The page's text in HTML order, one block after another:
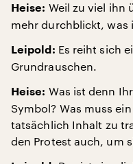
Heise: Weil zu viel ihn
mehr durchblickt,
Leipold: Es reiht sich
Grundrauschen.
Heise: Was ist denn
Symbol? Was muss
tatsächlich Inhalt zu
den Protest auch, um